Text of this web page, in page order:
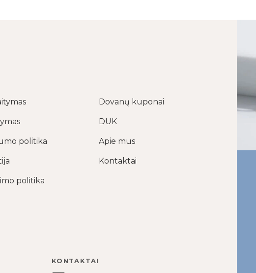
politika
politika
Dovanų kuponai
DUK
Apie mus
Kontaktai
KONTAKTAI